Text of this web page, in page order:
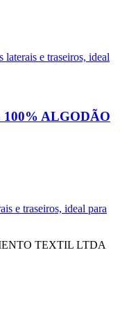
ALGODÃO
TEXTIL LTDA